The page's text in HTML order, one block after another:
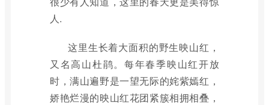
人.
这里生长着大面积的野生映山红，
又名高山杜鹃。每年春季映山红开放
时，满山遍野是一望无际的姹紫嫣红，
娇艳烂漫的映山红花团紧簇相拥相叠，